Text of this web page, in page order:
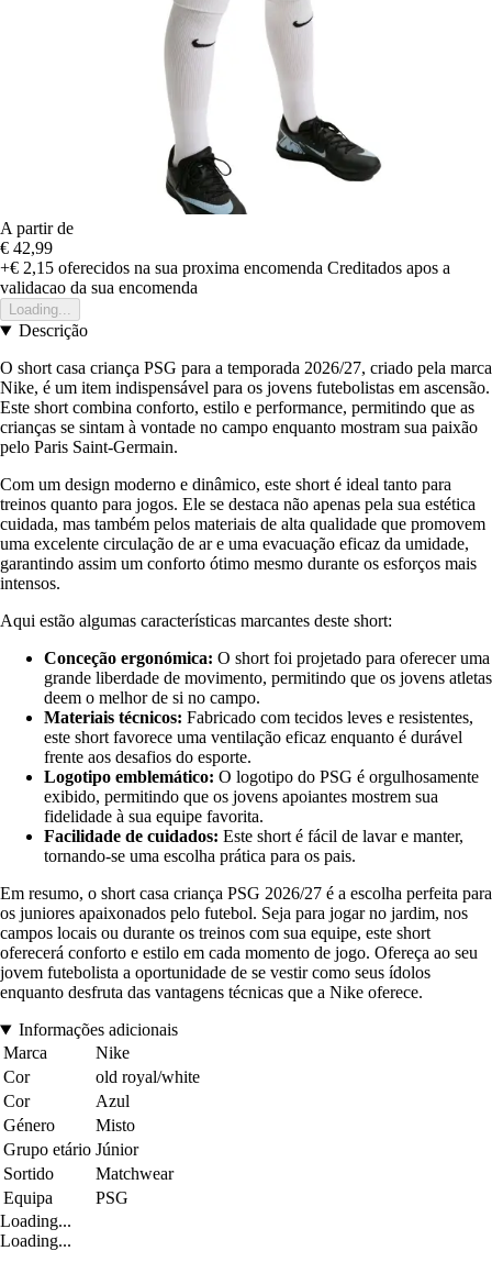
A partir de
€ 42,99
+€ 2,15 oferecidos na sua proxima encomenda Creditados apos a
validacao da sua encomenda
Loading...
Descrição
O short casa criança PSG para a temporada 2026/27, criado pela marca
Nike, é um item indispensável para os jovens futebolistas em ascensão.
Este short combina conforto, estilo e performance, permitindo que as
crianças se sintam à vontade no campo enquanto mostram sua paixão
pelo Paris Saint-Germain.
Com um design moderno e dinâmico, este short é ideal tanto para
treinos quanto para jogos. Ele se destaca não apenas pela sua estética
cuidada, mas também pelos materiais de alta qualidade que promovem
uma excelente circulação de ar e uma evacuação eficaz da umidade,
garantindo assim um conforto ótimo mesmo durante os esforços mais
intensos.
Aqui estão algumas características marcantes deste short:
Conceção ergonómica: O short foi projetado para oferecer uma
grande liberdade de movimento, permitindo que os jovens atletas
deem o melhor de si no campo.
Materiais técnicos: Fabricado com tecidos leves e resistentes,
este short favorece uma ventilação eficaz enquanto é durável
frente aos desafios do esporte.
Logotipo emblemático: O logotipo do PSG é orgulhosamente
exibido, permitindo que os jovens apoiantes mostrem sua
fidelidade à sua equipe favorita.
Facilidade de cuidados: Este short é fácil de lavar e manter,
tornando-se uma escolha prática para os pais.
Em resumo, o short casa criança PSG 2026/27 é a escolha perfeita para
os juniores apaixonados pelo futebol. Seja para jogar no jardim, nos
campos locais ou durante os treinos com sua equipe, este short
oferecerá conforto e estilo em cada momento de jogo. Ofereça ao seu
jovem futebolista a oportunidade de se vestir como seus ídolos
enquanto desfruta das vantagens técnicas que a Nike oferece.
Informações adicionais
Marca
Nike
Cor
old royal/white
Cor
Azul
Género
Misto
Grupo etário Júnior
Sortido
Matchwear
Equipa
PSG
Loading...
Loading...